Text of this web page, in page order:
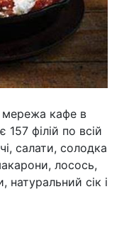
кафе в
157 філій по всій
салати, солодка
лосось,
натуральний сік і